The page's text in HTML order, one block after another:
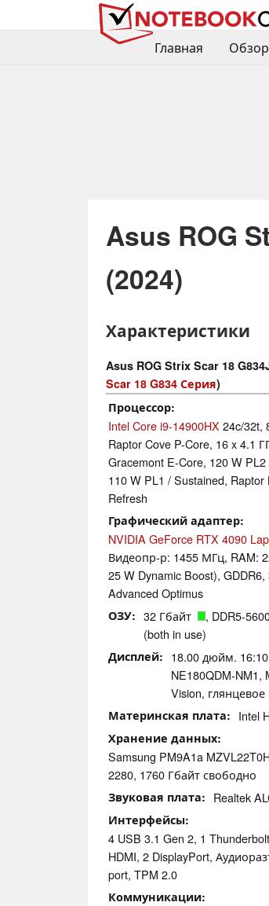
Главная
Asus ROG
(2024)
Характеристики
Asus ROG Strix Scar 18
Scar 18 G834 Серия)
Процессор
Intel Core i9-14900HX 24c/32t,
Raptor Cove P-Core, 16 x 4.1
Gracemont E-Core, 120 W
110 W PL1 / Sustained, Raptor
Refresh
Графический адаптер
NVIDIA GeForce RTX 4090
Видеопр-р: 1455 МГц, RAM:
25 W Dynamic Boost),
Advanced Optimus
ОЗУ 32 Гбайт
, DDR5-
(both in use)
Дисплей
18.00 дюйм.
NE180QDM-NM1,
Vision,
Материнская плата Intel
Хранение данных
Samsung PM9A1a
2280, 1760 Гбайт свободно
Звуковая плата Realtek
Интерфейсы
4 USB 3.1 Gen 2, 1
HDMI, 2 DisplayPort,
port, TPM 2.0
Коммуникации